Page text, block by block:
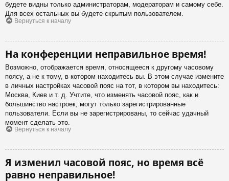
будете видны только администраторам, модераторам и самому себе.
Для всех остальных вы будете скрытым пользователем.
Вернуться к началу
На конференции неправильное время!
Возможно, отображается время, относящееся к другому часовому
поясу, а не к тому, в котором находитесь вы. В этом случае измените
в личных настройках часовой пояс на тот, в котором вы находитесь:
Москва, Киев и т. д. Учтите, что изменять часовой пояс, как и
большинство настроек, могут только зарегистрированные
пользователи. Если вы не зарегистрированы, то сейчас удачный
момент сделать это.
Вернуться к началу
Я изменил часовой пояс, но время всё
равно неправильное!